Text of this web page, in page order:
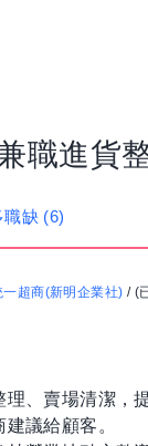
職進貨
職缺 (6)
一超商(新明企業社) / (
、賣場清潔，
議給顧客。